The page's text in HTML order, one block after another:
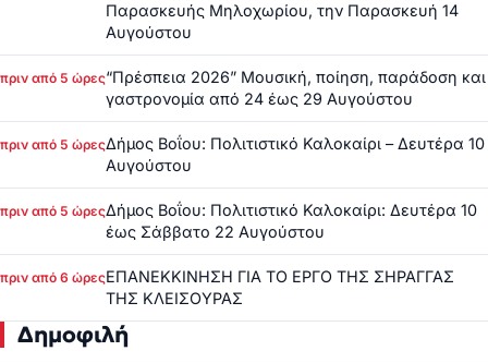
Παρασκευής Μηλοχωρίου, την Παρασκευή 14
Αυγούστου
πριν από 5 ώρες“Πρέσπεια 2026” Μουσική, ποίηση, παράδοση και
γαστρονομία από 24 έως 29 Αυγούστου
πριν από 5 ώρεςΔήμος Βοΐου: Πολιτιστικό Καλοκαίρι – Δευτέρα 10
Αυγούστου
πριν από 5 ώρεςΔήμος Βοΐου: Πολιτιστικό Καλοκαίρι: Δευτέρα 10
έως Σάββατο 22 Αυγούστου
πριν από 6 ώρεςΕΠΑΝΕΚΚΙΝΗΣΗ ΓΙΑ ΤΟ ΕΡΓΟ ΤΗΣ ΣΗΡΑΓΓΑΣ
ΤΗΣ ΚΛΕΙΣΟΥΡΑΣ
Δημοφιλή